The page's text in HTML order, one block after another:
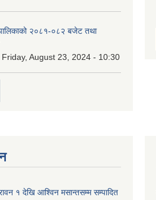
२०८१-०८२ बजेट तथा
Friday, August 23, 2024 - 10:30
१ देखि आश्विन मसान्तसम्म सम्पादित